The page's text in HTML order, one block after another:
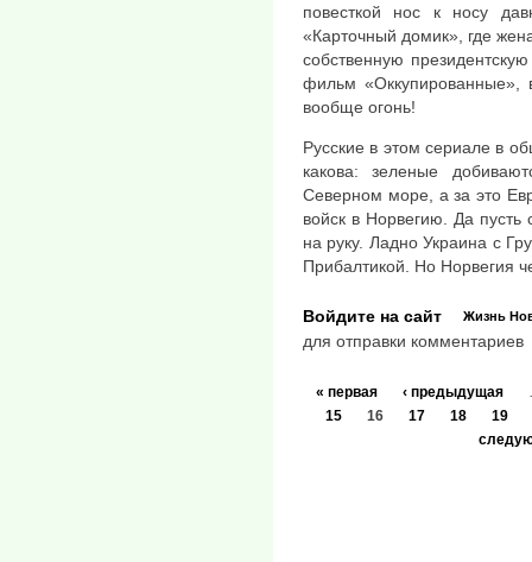
повесткой нос к носу
«Карточный домик», где
собственную
фильм «Оккупированные»,
вообще огонь!
Русские в этом сериале в
какова: зеленые
Северном море, а за это
войск в Норвегию. Да пусть
на руку. Ладно Украина с
Прибалтикой. Но Норвегия
Жизнь
Войдите на сайт
для отправки комментариев
« первая ‹ предыдущая
15
16 17 18
19